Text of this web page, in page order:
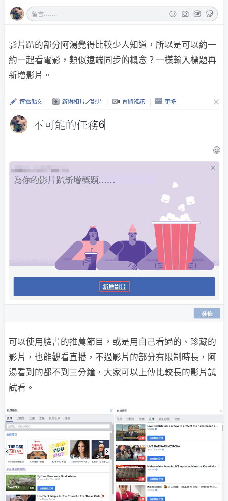
影片趴的部分阿湯覺得比較少人知道，所以是可以約一
約一起看電影，類似遠端同步的概念？一樣輸入標題再
新增影片。
可以使用臉書的推薦節目，或是用自己看過的、珍藏的
影片，也能觀看直播，不過影片的部分有限制時長，阿
湯看到的都不到三分鐘，大家可以上傳比較長的影片試
試看。